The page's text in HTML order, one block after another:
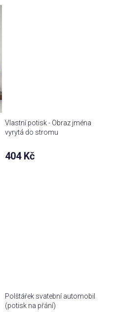
Vlastní potisk - Obraz jména
vyrytá do stromu
404 Kč
Polštářek svatební automobil
(potisk na přání)